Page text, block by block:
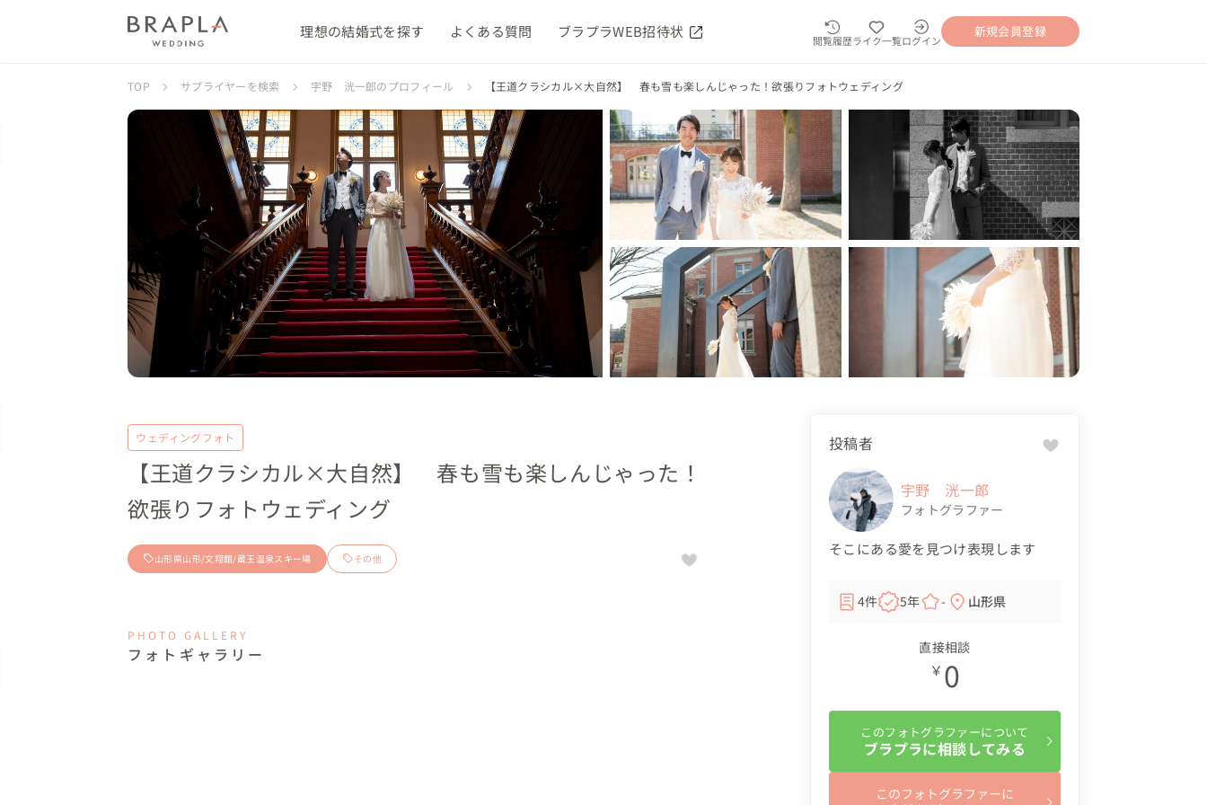
理想の結婚式を探す よくある質問 ブラプラWEB招待状 閲覧履歴ライク一覧ログイン
新規会員登録
TOP サプライヤーを検索 宇野 洸一郎のプロフィール 【王道クラシカル×大自然】 春も雪も楽しんじゃった！欲張りフォトウェディング
ウェディングフォト
【王道クラシカル×大自然】 春も雪も楽しんじゃった！
欲張りフォトウェディング
山形県山形/文翔館/蔵王温泉スキー場 その他
PHOTO GALLERY
フォトギャラリー
投稿者
宇野 洸一郎
フォトグラファー
そこにある愛を見つけ表現します
4件 5年 - 山形県
直接相談
￥ 0
このフォトグラファーについて
ブラプラに相談してみる
このフォトグラファーに